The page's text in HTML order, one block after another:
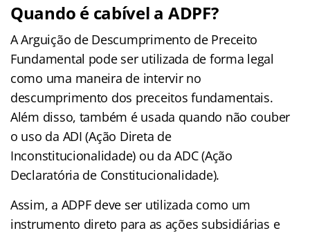
Quando é cabível a ADPF?
A Arguição de Descumprimento de Preceito
Fundamental pode ser utilizada de forma legal
como uma maneira de intervir no
descumprimento dos preceitos fundamentais.
Além disso, também é usada quando não couber
o uso da ADI (Ação Direta de
Inconstitucionalidade) ou da ADC (Ação
Declaratória de Constitucionalidade).
Assim, a ADPF deve ser utilizada como um
instrumento direto para as ações subsidiárias e